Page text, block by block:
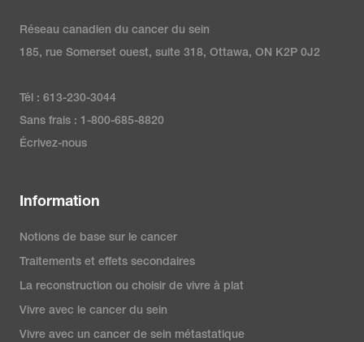
Réseau canadien du cancer du sein
185, rue Somerset ouest, suite 318, Ottawa, ON K2P 0J2
Tél : 613-230-3044
Sans frais : 1-800-685-8820
Écrivez-nous
Information
Notions de base sur le cancer
Traitements et effets secondaires
La reconstruction ou choisir de vivre à plat
Vivre avec le cancer du sein
Vivre avec un cancer de sein métastatique